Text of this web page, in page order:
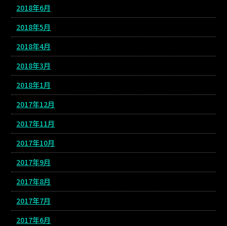
2018年6月
2018年5月
2018年4月
2018年3月
2018年1月
2017年12月
2017年11月
2017年10月
2017年9月
2017年8月
2017年7月
2017年6月